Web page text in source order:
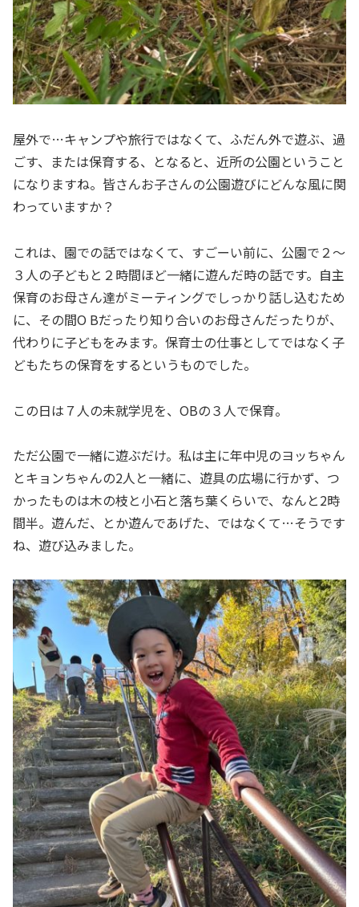
屋外で…キャンプや旅行ではなくて、ふだん外で遊ぶ、過
ごす、または保育する、となると、近所の公園ということ
になりますね。皆さんお子さんの公園遊びにどんな風に関
わっていますか？
これは、園での話ではなくて、すごーい前に、公園で２〜
３人の子どもと２時間ほど一緒に遊んだ時の話です。自主
保育のお母さん達がミーティングでしっかり話し込むため
に、その間O Bだったり知り合いのお母さんだったりが、
代わりに子どもをみます。保育士の仕事としてではなく子
どもたちの保育をするというものでした。
この日は７人の未就学児を、OBの３人で保育。
ただ公園で一緒に遊ぶだけ。私は主に年中児のヨッちゃん
とキョンちゃんの2人と一緒に、遊具の広場に行かず、つ
かったものは木の枝と小石と落ち葉くらいで、なんと2時
間半。遊んだ、とか遊んであげた、ではなくて…そうです
ね、遊び込みました。